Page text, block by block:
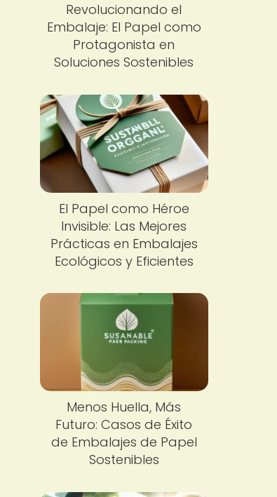
Revolucionando el
Embalaje: El Papel como
Protagonista en
Soluciones Sostenibles
El Papel como Héroe
Invisible: Las Mejores
Prácticas en Embalajes
Ecológicos y Eficientes
Menos Huella, Más
Futuro: Casos de Éxito
de Embalajes de Papel
Sostenibles